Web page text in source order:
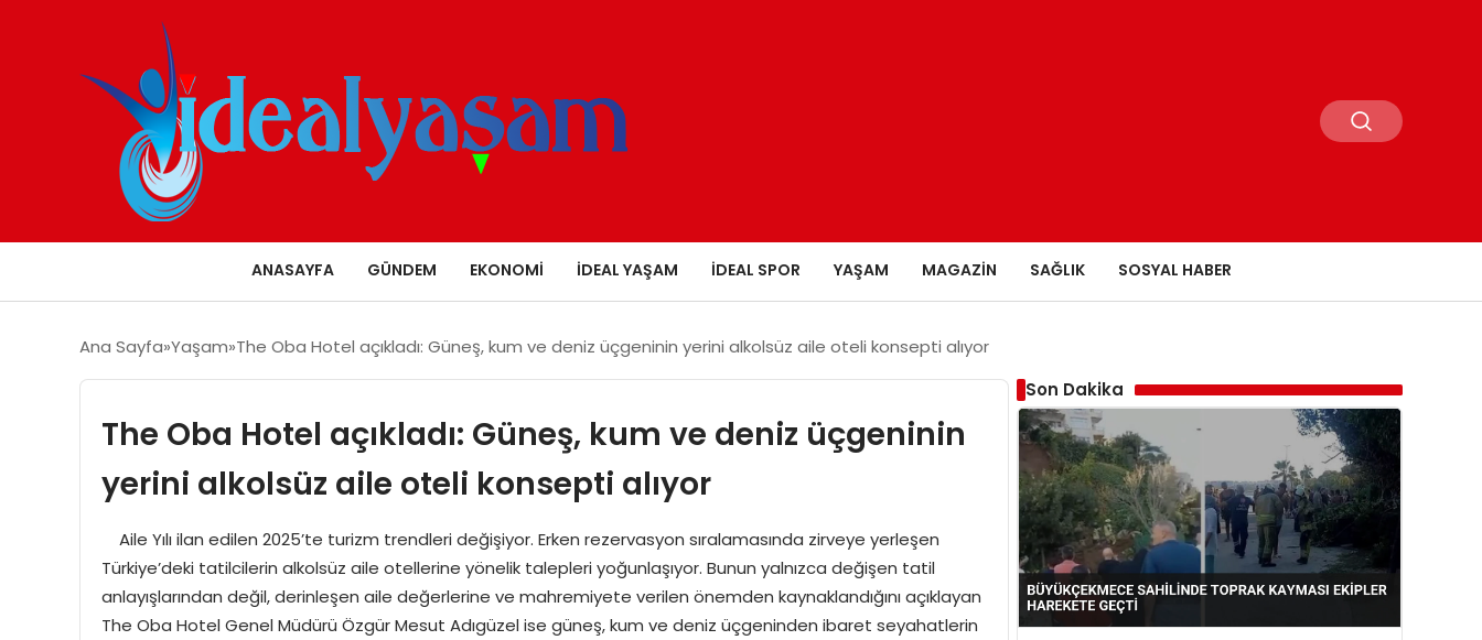
ANASAYFA GÜNDEM EKONOMI İDEAL YAŞAM İDEAL SPOR YAŞAM MAGAZIN SAĞLIK SOSYAL HABER
Ana Sayfa Yaşam The Oba Hotel açıkladı: Güneş, kum ve deniz üçgeninin yerini alkolsüz aile oteli konsepti alıyor
The Oba Hotel açıkladı: Güneş, kum ve deniz üçgeninin
yerini alkolsüz aile oteli konsepti alıyor
Aile Yılı ilan edilen 2025’te turizm trendleri değişiyor. Erken rezervasyon sıralamasında zirveye yerleşen
Türkiye’deki tatilcilerin alkolsüz aile otellerine yönelik talepleri yoğunlaşıyor. Bunun yalnızca değişen tatil
anlayışlarından değil, derinleşen aile değerlerine ve mahremiyete verilen önemden kaynaklandığını açıklayan
The Oba Hotel Genel Müdürü Özgür Mesut Adıgüzel ise güneş, kum ve deniz üçgeninden ibaret seyahatlerin
Son Dakika